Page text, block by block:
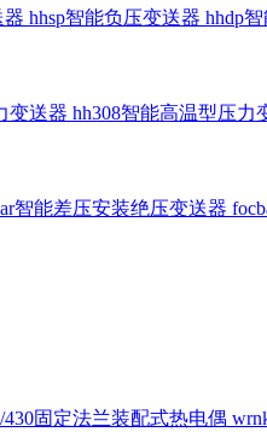
器 hhsp智能负压变送器 hhdp
变送器 hh308智能高温型压力
智能差压安装绝压变送器
430固定法兰装配式热电偶